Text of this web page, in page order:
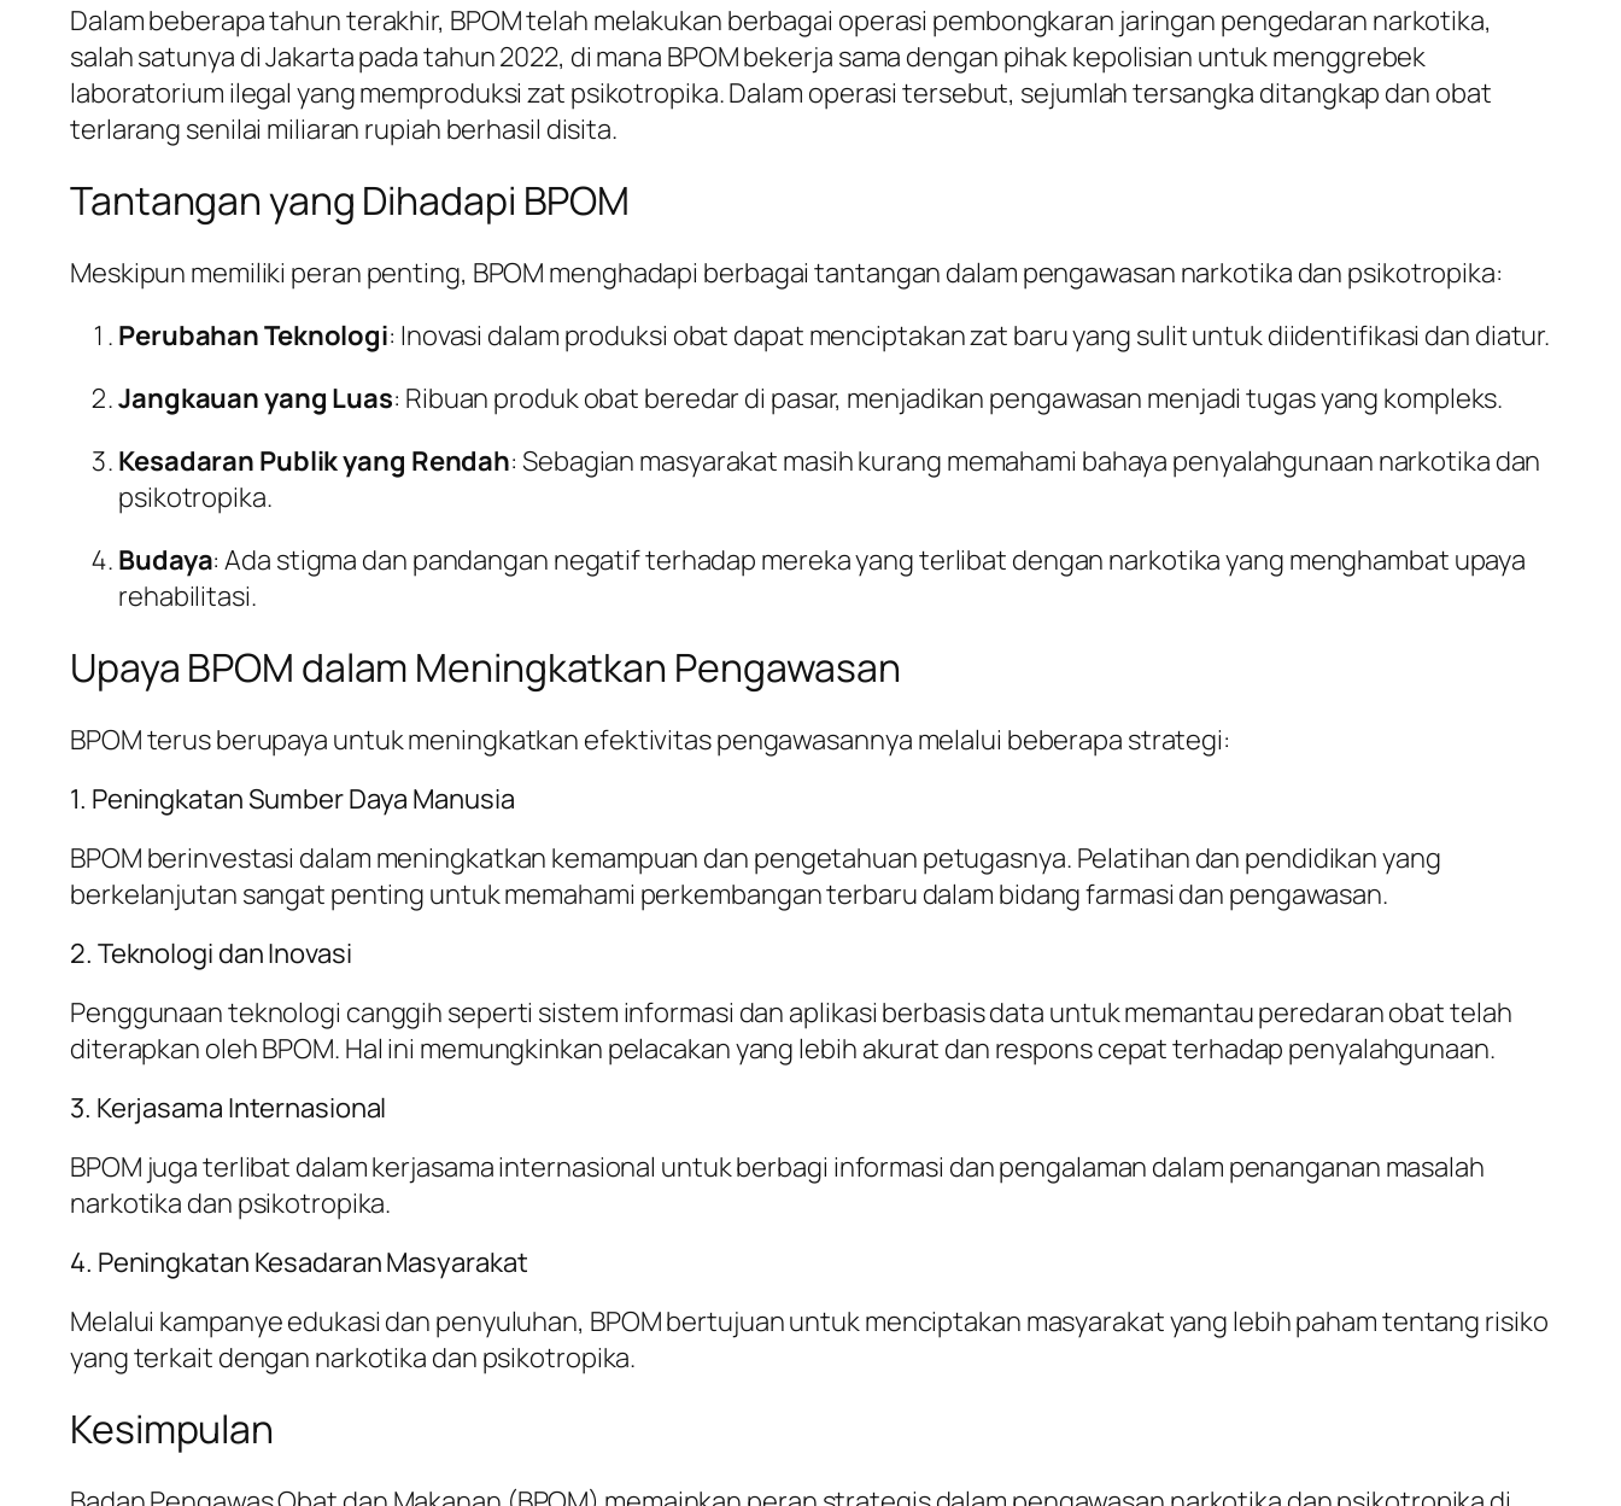
Dalam beberapa tahun terakhir, BPOM telah melakukan berbagai operasi pembongkaran jaringan pengedaran narkotika,
salah satunya di Jakarta pada tahun 2022, di mana BPOM bekerja sama dengan pihak kepolisian untuk menggrebek
laboratorium ilegal yang memproduksi zat psikotropika. Dalam operasi tersebut, sejumlah tersangka ditangkap dan obat
terlarang senilai miliaran rupiah berhasil disita.
Tantangan yang Dihadapi BPOM
Meskipun memiliki peran penting, BPOM menghadapi berbagai tantangan dalam pengawasan narkotika dan psikotropika:
Perubahan Teknologi: Inovasi dalam produksi obat dapat menciptakan zat baru yang sulit untuk diidentifikasi dan diatur.
Jangkauan yang Luas: Ribuan produk obat beredar di pasar, menjadikan pengawasan menjadi tugas yang kompleks.
Kesadaran Publik yang Rendah: Sebagian masyarakat masih kurang memahami bahaya penyalahgunaan narkotika dan
psikotropika.
Budaya: Ada stigma dan pandangan negatif terhadap mereka yang terlibat dengan narkotika yang menghambat upaya
rehabilitasi.
Upaya BPOM dalam Meningkatkan Pengawasan
BPOM terus berupaya untuk meningkatkan efektivitas pengawasannya melalui beberapa strategi:
1. Peningkatan Sumber Daya Manusia
BPOM berinvestasi dalam meningkatkan kemampuan dan pengetahuan petugasnya. Pelatihan dan pendidikan yang
berkelanjutan sangat penting untuk memahami perkembangan terbaru dalam bidang farmasi dan pengawasan.
2. Teknologi dan Inovasi
Penggunaan teknologi canggih seperti sistem informasi dan aplikasi berbasis data untuk memantau peredaran obat telah
diterapkan oleh BPOM. Hal ini memungkinkan pelacakan yang lebih akurat dan respons cepat terhadap penyalahgunaan.
3. Kerjasama Internasional
BPOM juga terlibat dalam kerjasama internasional untuk berbagi informasi dan pengalaman dalam penanganan masalah
narkotika dan psikotropika.
4. Peningkatan Kesadaran Masyarakat
Melalui kampanye edukasi dan penyuluhan, BPOM bertujuan untuk menciptakan masyarakat yang lebih paham tentang risiko
yang terkait dengan narkotika dan psikotropika.
Kesimpulan